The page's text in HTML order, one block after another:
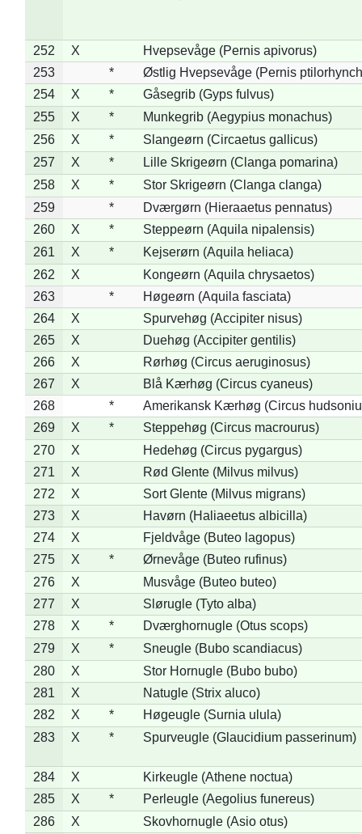
252 X
Hvepsevåge (Pernis apivorus)
253
*
Østlig Hvepsevåge (Pernis
254
X *
Gåsegrib (Gyps fulvus)
255
X *
Munkegrib (Aegypius monachus)
256
X *
Slangeørn (Circaetus gallicus)
257
X *
Lille Skrigeørn (Clanga pomarina)
258
X *
Stor Skrigeørn (Clanga clanga)
259
*
Dværgørn (Hieraaetus pennatus)
260
X *
Steppeørn (Aquila nipalensis)
261
X *
Kejserørn (Aquila heliaca)
262
X
Kongeørn (Aquila chrysaetos)
263
*
Høgeørn (Aquila fasciata)
264
X
Spurvehøg (Accipiter nisus)
265
X
Duehøg (Accipiter gentilis)
266
X
Rørhøg (Circus aeruginosus)
267
X
Blå Kærhøg (Circus cyaneus)
268
*
Amerikansk Kærhøg (Circus
269
X *
Steppehøg (Circus macrourus)
270
X
Hedehøg (Circus pygargus)
271
X
Rød Glente (Milvus milvus)
272
X
Sort Glente (Milvus migrans)
273
X
Havørn (Haliaeetus albicilla)
274
X
Fjeldvåge (Buteo lagopus)
275
X *
Ørnevåge (Buteo rufinus)
276
X
Musvåge (Buteo buteo)
277
X
Slørugle (Tyto alba)
278
X *
Dværghornugle (Otus scops)
279
X *
Sneugle (Bubo scandiacus)
280
X
Stor Hornugle (Bubo bubo)
281
X
Natugle (Strix aluco)
282
X *
Høgeugle (Surnia ulula)
283
X * Spurveugle (Glaucidium passerinum)
284 X
Kirkeugle (Athene noctua)
285
X *
Perleugle (Aegolius funereus)
286
X
Skovhornugle (Asio otus)